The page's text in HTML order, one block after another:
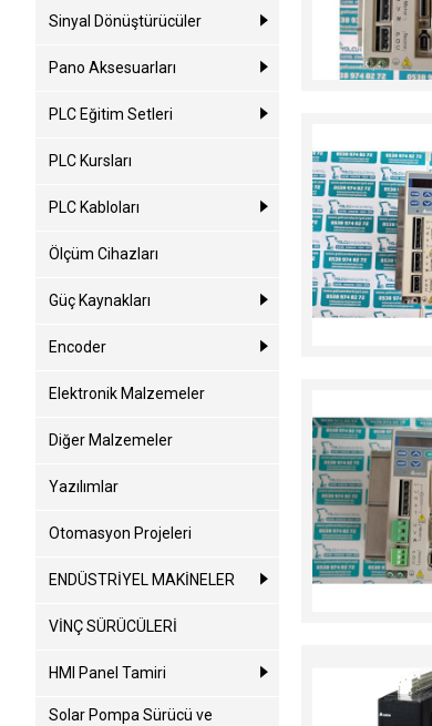
Sinyal Dönüştürücüler
Pano Aksesuarları
PLC Eğitim Setleri
PLC Kursları
PLC Kabloları
Ölçüm Cihazları
Güç Kaynakları
Encoder
Elektronik Malzemeler
Diğer Malzemeler
Yazılımlar
Otomasyon Projeleri
ENDÜSTRİYEL MAKİNELER
VİNÇ SÜRÜCÜLERİ
HMI Panel Tamiri
Solar Pompa Sürücü ve